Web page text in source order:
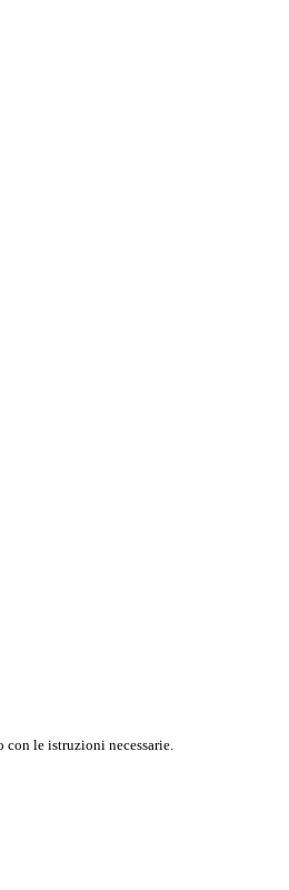
le istruzioni necessarie.